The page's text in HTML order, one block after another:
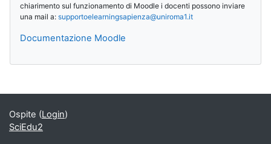
chiarimento sul funzionamento di Moodle i docenti possono inviare
una mail a: supportoelearningsapienza@uniroma1.it
Documentazione Moodle
Blocchi supplementari
Ospite (Login)
SciEdu2